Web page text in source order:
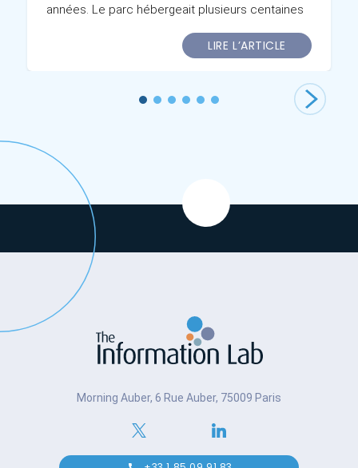
années. Le parc hébergeait plusieurs centaines
différentes équipes métier : un environnement
riche, mais vieillissant, et de plus en plus rigide
décision de migrer vers Tableau s’est imposée
progressivement. Fin de support annoncée sur
la couche de visualisation, volonté de reprendre
la main sur la gouvernance des données. Les
enjeux opérationnels étaient réels : certains
rapports alimentaient des processus
décisionnels quotidiens. Un dérapage sur la
migration aurait eu des conséquences
directes.Nous avons pris en charge le projet
avec une conviction de départ : les vraies
questions d’une migration ne se posent pas
après la signature — elles se posent
avant.L’objectif : assurer la continuité, poser les
basesL’objectif principal était d’assurer la
continuité opérationnelle des rapports critiques
équipes métier. En parallèle : poser les bases
questions qu’on a posées — et ce qu’on a
LIRE L’ARTICLE
Morning Auber, 6 Rue Auber, 75009 Paris